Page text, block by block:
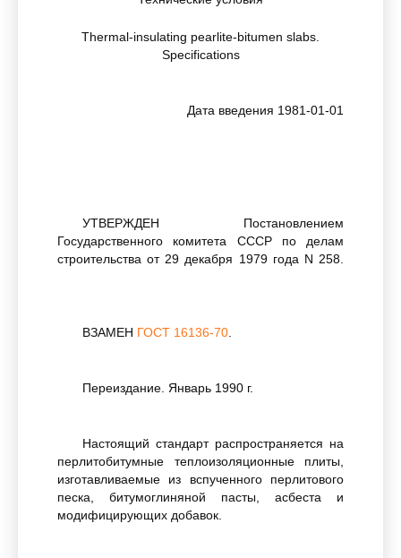
Thermal-insulating pearlite-bitumen slabs.
Specifications
Дата введения 1981-01-01
УТВЕРЖДЕН Постановлением
Государственного комитета СССР по делам
строительства от 29 декабря 1979 года N 258.
ВЗАМЕН ГОСТ 16136-70
Переиздание. Январь 1990 г.
Настоящий стандарт распространяется на
перлитобитумные теплоизоляционные плиты,
изготавливаемые из вспученного перлитового
песка, битумоглиняной пасты, асбеста и
модифицирующих добавок.